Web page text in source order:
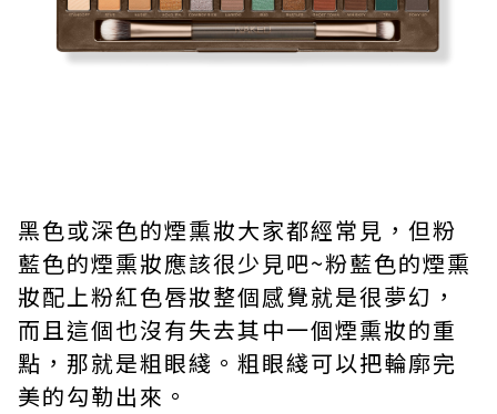
黑色或深色的煙熏妝大家都經常見，但粉
藍色的煙熏妝應該很少見吧~粉藍色的煙熏
妝配上粉紅色唇妝整個感覺就是很夢幻，
而且這個也沒有失去其中一個煙熏妝的重
點，那就是粗眼綫。粗眼綫可以把輪廓完
美的勾勒出來。